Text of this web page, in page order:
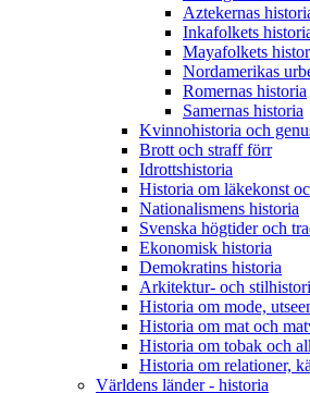
Aztekernas
Inkafolkets
Mayafolkets
Nordamerikas
Romernas historia
Samernas historia
Kvinnohistoria och
Brott och straff förr
Idrottshistoria
Historia om läkekonst
Nationalismens historia
Svenska högtider och
Ekonomisk historia
Demokratins historia
Arkitektur- och
Historia om mode,
Historia om mat och
Historia om tobak och
Historia om relationer,
Världens länder - historia